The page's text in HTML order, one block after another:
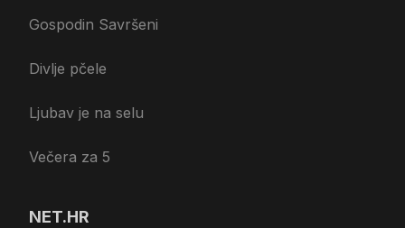
Gospodin Savršeni
Divlje pčele
Ljubav je na selu
Večera za 5
NET.HR